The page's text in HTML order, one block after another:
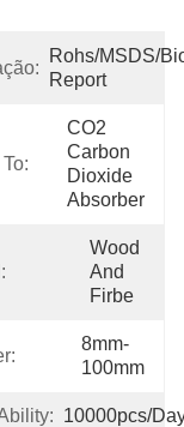
Rohs/MSDS/
Report
CO2
Carbon
Dioxide
Absorber
Wood
And
Firbe
8mm-
100mm
10000pcs/